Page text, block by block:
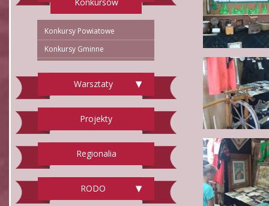
Konkursów
Konkursy Powiatowe
Konkursy Gminne
Warsztaty
Projekty
Regionalia
RODO